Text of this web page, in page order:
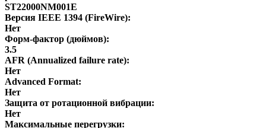
ST22000NM001E
Версия IEEE 1394 (FireWire):
Нет
Форм-фактор (дюймов):
3.5
AFR (Annualized failure rate):
Нет
Advanced Format:
Нет
Защита от ротационной вибрации:
Нет
Максимальные перегрузки: